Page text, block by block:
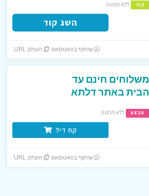
קוד ללא תפוגה
השג קוד
שיתוף בוואטסאפ העתק URL
משלוחים חינם עד
הבית באתר דלתא
מבצע ללא תפוגה
קח דיל
שיתוף בוואטסאפ העתק URL